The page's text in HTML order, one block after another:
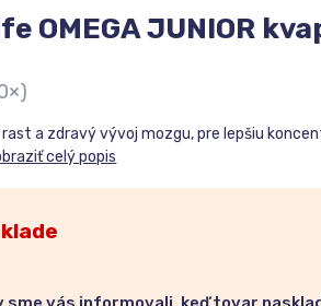
OMEGA JUNIOR
a zdravý vývoj mozgu, pre lepšiu
celý popis